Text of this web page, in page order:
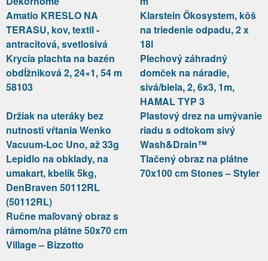
Amatio KRESLO NA
TERASU, kov, textil -
antracitová, svetlosivá
Klarstein Ökosystem, kôš
na triedenie odpadu, 2 x
18l
Krycia plachta na bazén
obdĺžniková 2, 24×1, 54 m
58103
Plechový záhradný
domček na náradie,
sivá/biela, 2, 6x3, 1m,
HAMAL TYP 3
Držiak na uteráky bez
nutnosti vŕtania Wenko
Vacuum-Loc Uno, až 33g
Plastový drez na umývanie
riadu s odtokom sivý
Wash&Drain™
Lepidlo na obklady, na
umakart, kbelík 5kg,
DenBraven 50112RL
(50112RL)
Tlačený obraz na plátne
70x100 cm Stones – Styler
Ručne maľovaný obraz s
rámom/na plátne 50x70 cm
Village – Bizzotto